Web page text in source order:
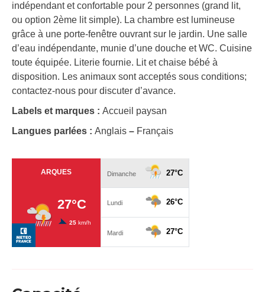
indépendant et confortable pour 2 personnes (grand lit,
ou option 2ème lit simple). La chambre est lumineuse
grâce à une porte-fenêtre ouvrant sur le jardin. Une salle
d’eau indépendante, munie d’une douche et WC. Cuisine
toute équipée. Literie fournie. Lit et chaise bébé à
disposition. Les animaux sont acceptés sous conditions;
contactez-nous pour discuter d’avance.
Labels et marques : Accueil paysan
Langues parlées : Anglais – Français